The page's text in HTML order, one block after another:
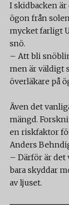
I skidbacken
ögon från
mycket farligt
snö.
– Att bli
men är väldigt
överläkare på
Även det
mängd.
en riskfaktor
Anders
– Därför är
bara skyddar
av ljuset.